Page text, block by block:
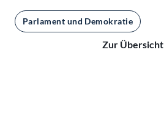
Parlament und Demokratie
Zur Übersicht